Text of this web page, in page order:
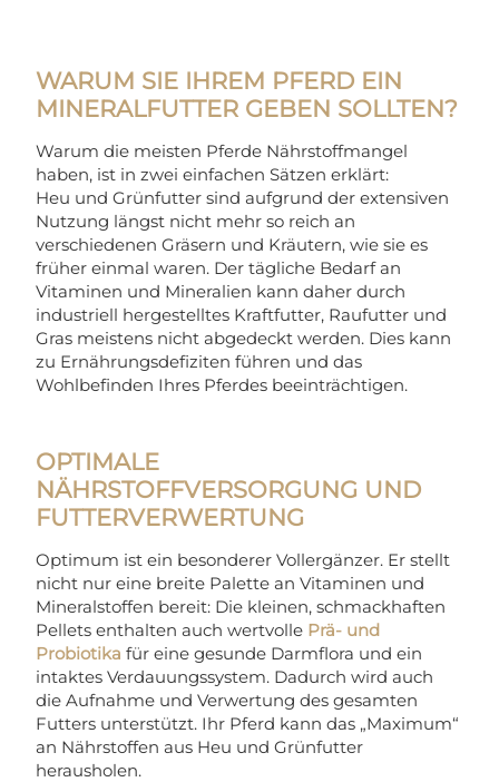
WARUM SIE IHREM PFERD EIN
MINERALFUTTER GEBEN SOLLTEN?
Warum die meisten Pferde Nährstoffmangel
haben, ist in zwei einfachen Sätzen erklärt:
Heu und Grünfutter sind aufgrund der extensiven
Nutzung längst nicht mehr so reich an
verschiedenen Gräsern und Kräutern, wie sie es
früher einmal waren. Der tägliche Bedarf an
Vitaminen und Mineralien kann daher durch
industriell hergestelltes Kraftfutter, Raufutter und
Gras meistens nicht abgedeckt werden. Dies kann
zu Ernährungsdefiziten führen und das
Wohlbefinden Ihres Pferdes beeinträchtigen.
OPTIMALE
NÄHRSTOFFVERSORGUNG UND
FUTTERVERWERTUNG
Optimum ist ein besonderer Vollergänzer. Er stellt
nicht nur eine breite Palette an Vitaminen und
Mineralstoffen bereit: Die kleinen, schmackhaften
Pellets enthalten auch wertvolle Prä- und
Probiotika für eine gesunde Darmflora und ein
intaktes Verdauungssystem. Dadurch wird auch
die Aufnahme und Verwertung des gesamten
Futters unterstützt. Ihr Pferd kann das „Maximum“
an Nährstoffen aus Heu und Grünfutter
herausholen.